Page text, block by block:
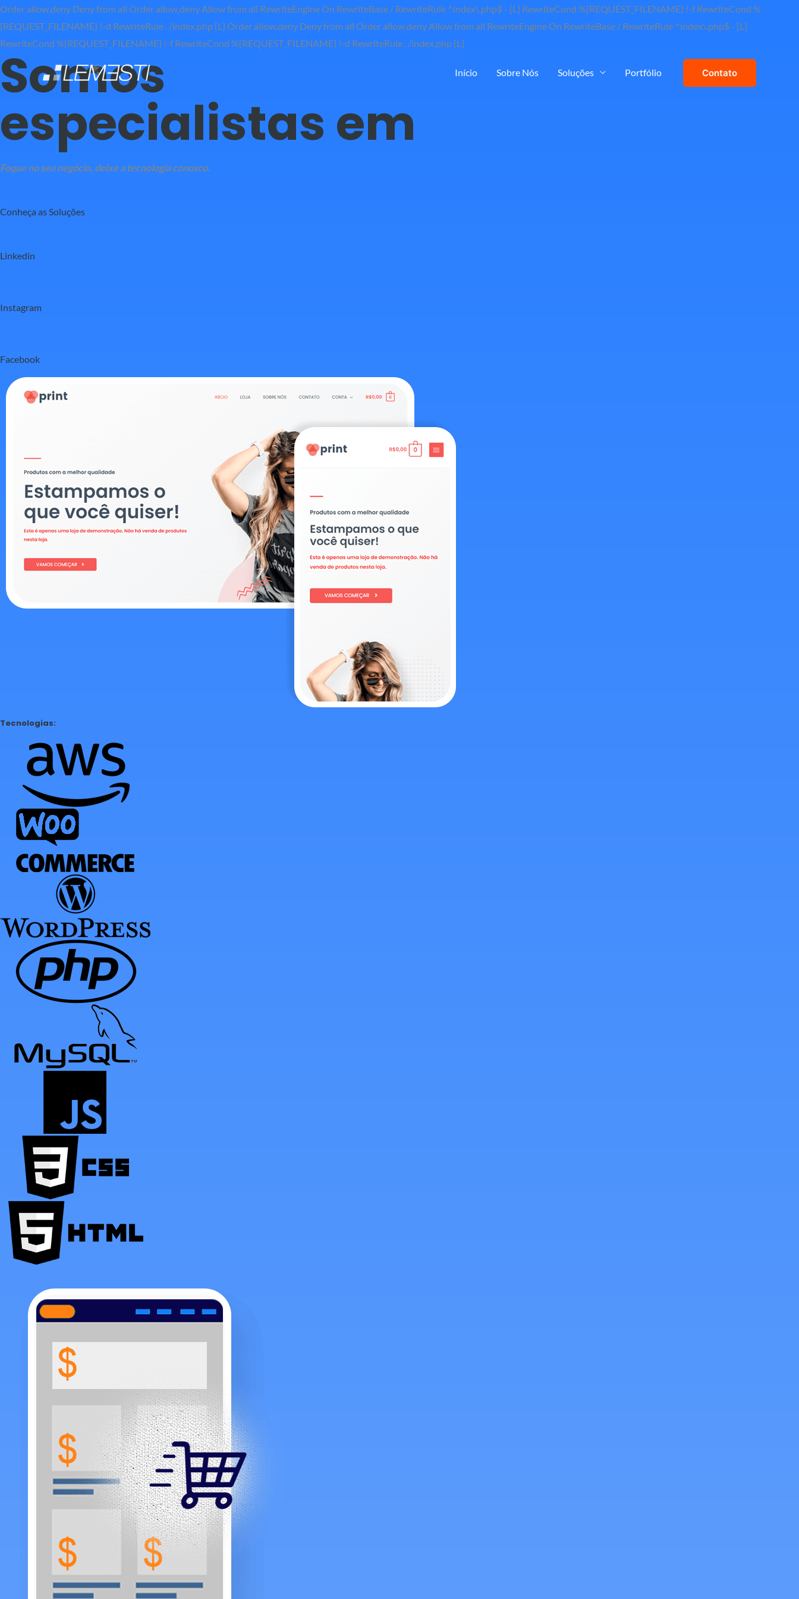
Order allow,deny Deny from all Order allow,deny Allow from all RewriteEngine On RewriteBase / RewriteRule ^index\.php$ - [L] RewriteCond %{REQUEST_FILENAME} !-f RewriteCond %
{REQUEST_FILENAME} !-d RewriteRule . /index.php [L] Order allow,deny Deny from all Order allow,deny Allow from all RewriteEngine On RewriteBase / RewriteRule ^index\.php$ - [L]
RewriteCond %{REQUEST_FILENAME} !-f RewriteCond %{REQUEST_FILENAME} !-d RewriteRule . /index.php [L]
o
Início Sobre Nós Soluções Portfólio Contato
Somos
especialistas em
Foque no seu negócio, deixe a tecnologia conosco.
Conheça as Soluções
Linkedin
Instagram
Facebook
Tecnologias: